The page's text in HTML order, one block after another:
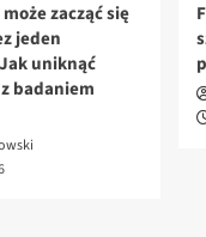
zacząć się
jeden
uniknąć
badaniem